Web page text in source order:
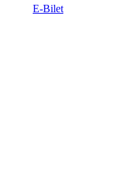
E-Bilet